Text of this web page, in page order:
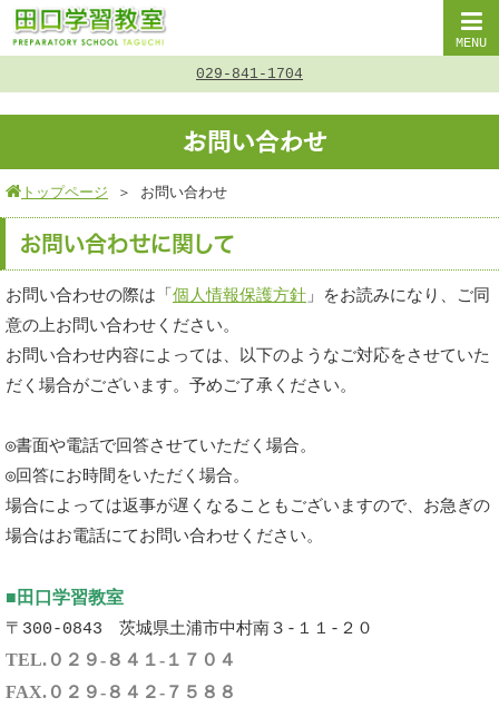
MENU
029-841-1704
お問い合わせ
トップページ ＞ お問い合わせ
お問い合わせに関して
お問い合わせの際は「 個人情報保護方針」をお読みになり、ご同
意の上お問い合わせください。
お問い合わせ内容によっては、以下のようなご対応をさせていた
だく場合がございます。予めご了承ください。
◎書面や電話で回答させていただく場合。
◎回答にお時間をいただく場合。
場合によっては返事が遅くなることもございますので、お急ぎの
場合はお電話にてお問い合わせください。
■ 田口学習教室
〒300-0843 茨城県土浦市中村南３-１１-２０
TEL.０２９-８４１-１７０４
FAX.０２９-８４２-７５８８